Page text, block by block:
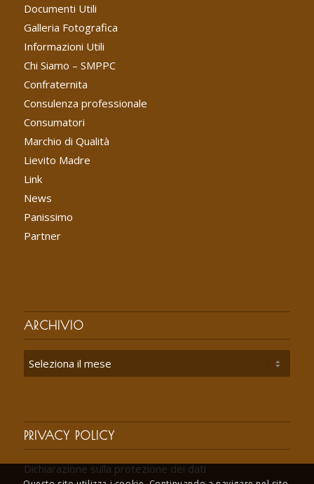
Documenti Utili
Galleria Fotografica
Informazioni Utili
Chi Siamo – SMPPC
Confraternita
Consulenza professionale
Consumatori
Marchio di Qualità
Lievito Madre
Link
News
Panissimo
Partner
ARCHIVIO
PRIVACY POLICY
Dichiarazione sulla protezione dei dati